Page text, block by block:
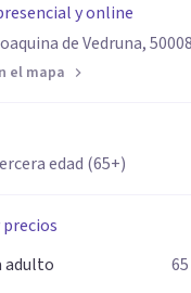
y online
de Vedruna,
el mapa
edad (65+)
precios
adulto
65